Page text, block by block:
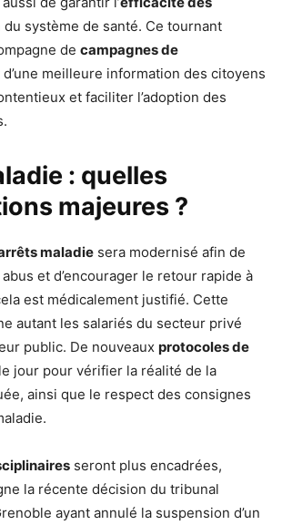
du système de santé. Ce tournant
de campagnes de
d’une meilleure information des citoyens
et faciliter l’adoption des
: quelles
majeures ?
maladie sera modernisé afin de
et d’encourager le retour rapide à
est médicalement justifié. Cette
autant les salariés du secteur privé
public. De nouveaux protocoles de
jour pour vérifier la réalité de la
ainsi que le respect des consignes
seront plus encadrées,
la récente décision du tribunal
ayant annulé la suspension d’un